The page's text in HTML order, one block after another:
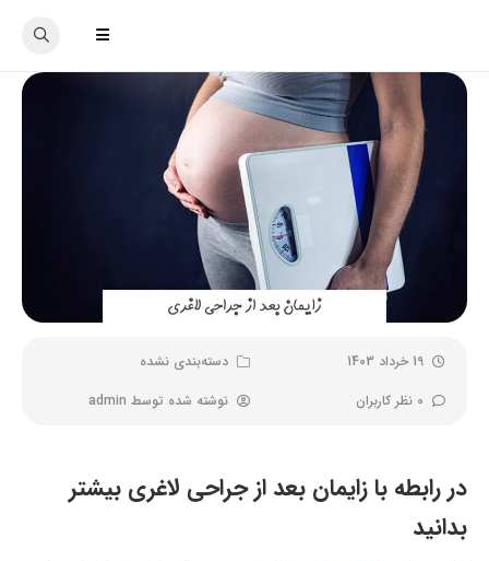
19 خرداد 1403
دسته‌بندی نشده
0 نظر کاربران
نوشته شده توسط admin
در رابطه با زایمان بعد از جراحی لاغری بیشتر
بدانید